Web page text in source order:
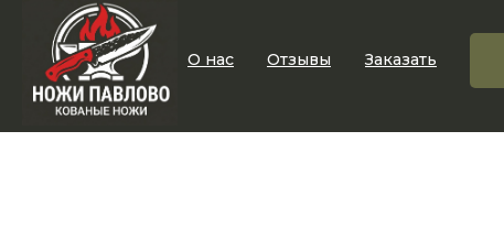
Заказать
Отзывы
О нас